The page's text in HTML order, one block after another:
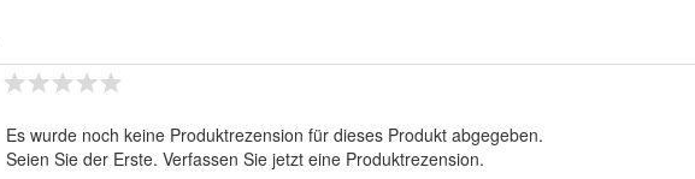
Es wurde noch keine Produktrezension für dieses Produkt abgegeben.
Seien Sie der Erste. Verfassen Sie jetzt eine Produktrezension.